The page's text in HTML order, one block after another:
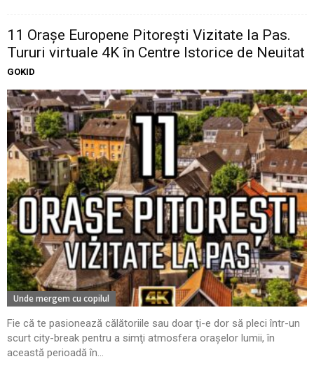
11 Oraşe Europene Pitoreşti Vizitate la Pas.
Tururi virtuale 4K în Centre Istorice de Neuitat
GOKID
Unde mergem cu copilul
Fie că te pasionează călătoriile sau doar ţi-e dor să pleci într-un
scurt city-break pentru a simţi atmosfera oraşelor lumii, în
această perioadă în...